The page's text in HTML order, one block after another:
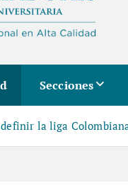
Secciones
definir la liga